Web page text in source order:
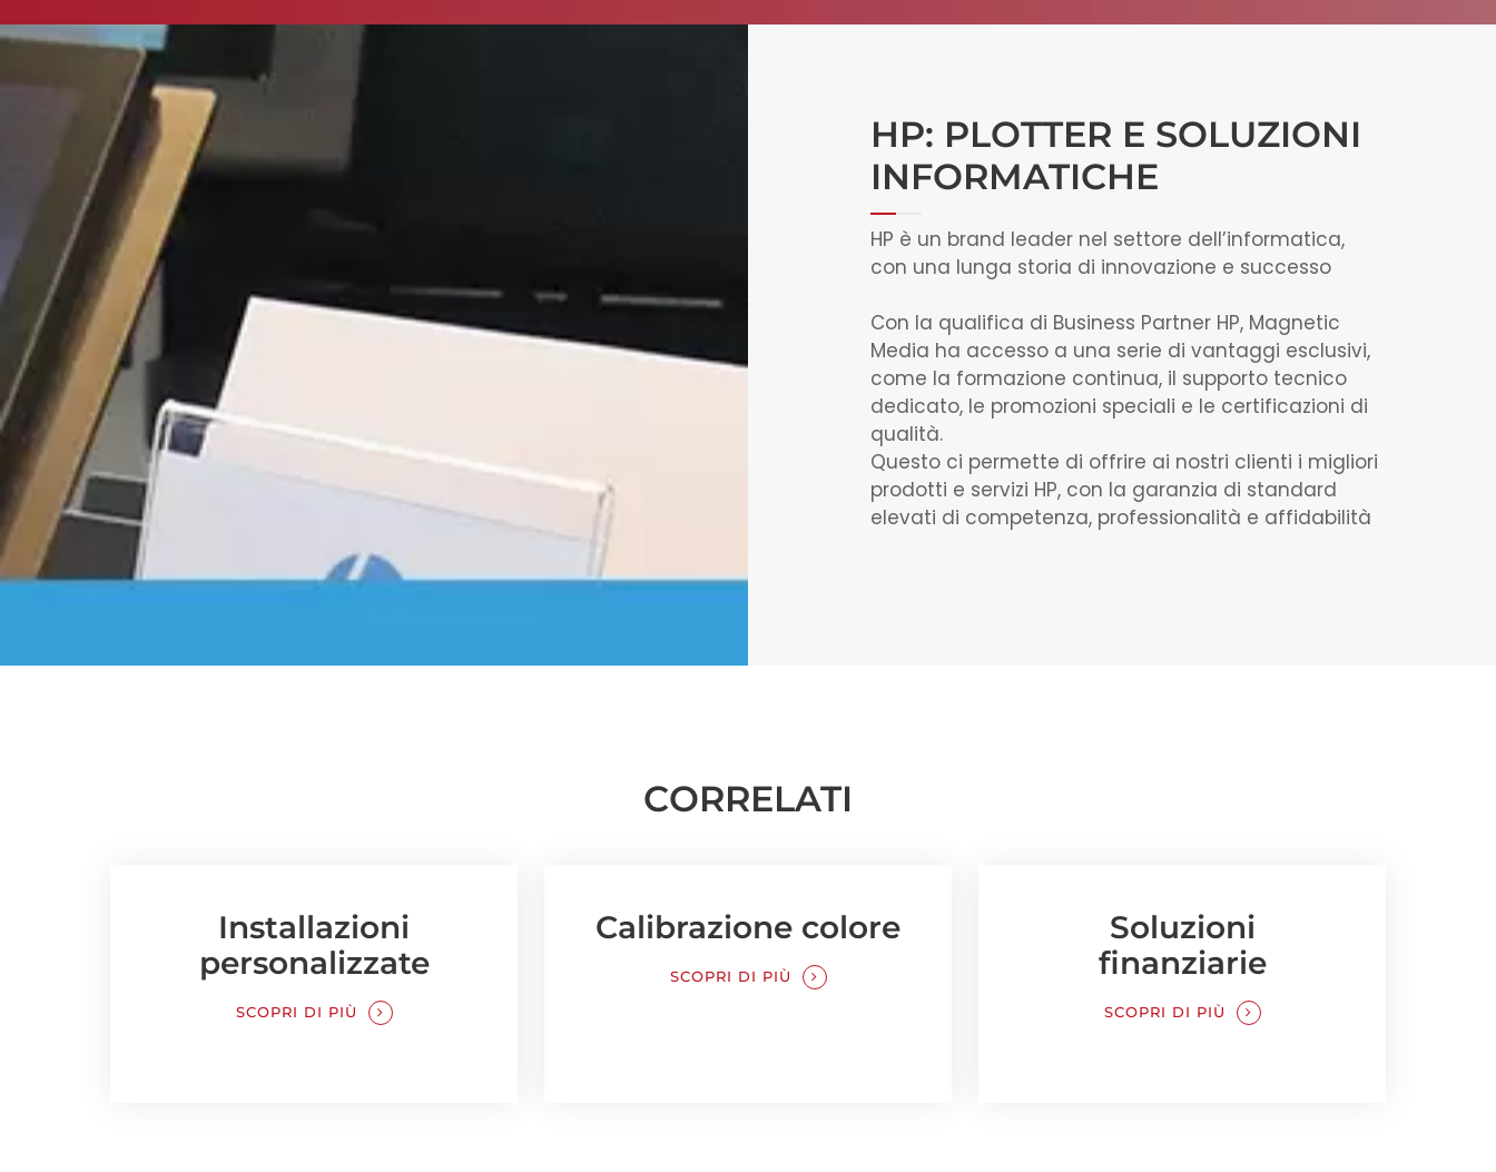
HP: PLOTTER E SOLUZIONI
INFORMATICHE
HP è un brand leader nel settore dell’informatica,
con una lunga storia di innovazione e successo
Con la qualifica di Business Partner HP, Magnetic
Media ha accesso a una serie di vantaggi esclusivi,
come la formazione continua, il supporto tecnico
dedicato, le promozioni speciali e le certificazioni di
qualità.
Questo ci permette di offrire ai nostri clienti i migliori
prodotti e servizi HP, con la garanzia di standard
elevati di competenza, professionalità e affidabilità
CORRELATI
Installazioni
personalizzate
SCOPRI DI PIÙ
Calibrazione colore
SCOPRI DI PIÙ
Soluzioni
finanziarie
SCOPRI DI PIÙ